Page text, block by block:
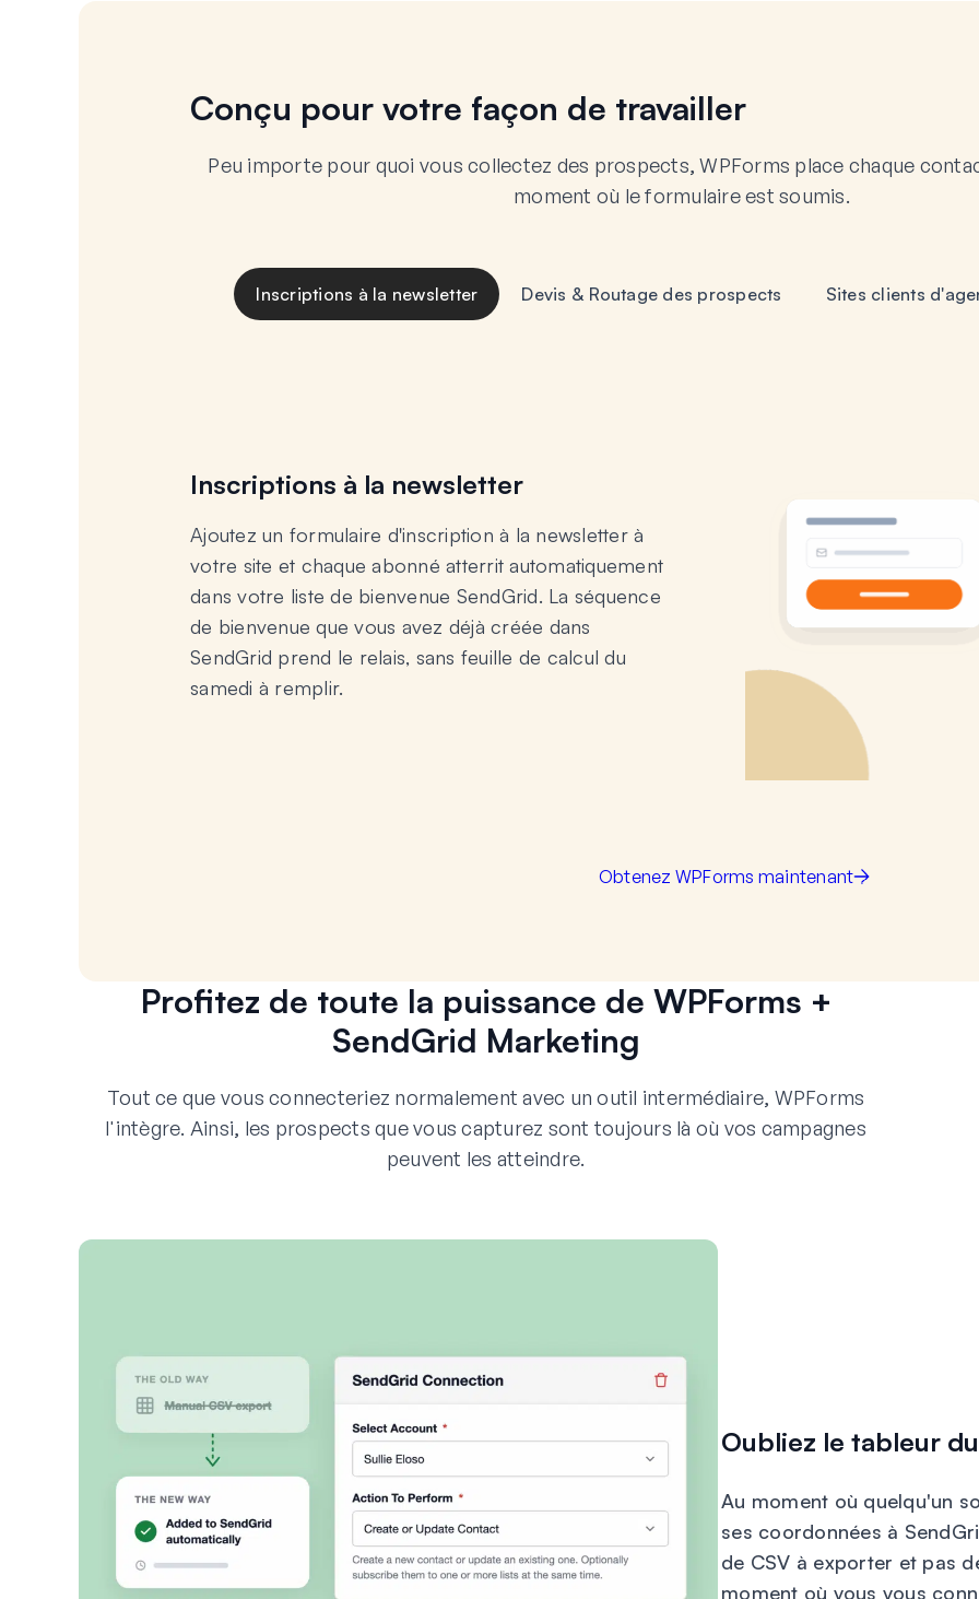
Conçu pour votre façon de travailler
Peu importe pour quoi vous collectez des prospects, WPForms place chaque
moment où le formulaire est soumis.
Inscriptions à la newsletter Devis & Routage des prospects Sites clients
Inscriptions à la newsletter
Ajoutez un formulaire d'inscription à la newsletter à
votre site et chaque abonné atterrit automatiquement
dans votre liste de bienvenue SendGrid. La séquence
de bienvenue que vous avez déjà créée dans
SendGrid prend le relais, sans feuille de calcul du
samedi à remplir.
Obtenez WPForms maintenant
Profitez de toute la puissance de WPForms +
SendGrid Marketing
Tout ce que vous connecteriez normalement avec un outil intermédiaire, WPForms
l'intègre. Ainsi, les prospects que vous capturez sont toujours là où vos campagnes
peuvent les atteindre.
Oubliez le tableur
Au moment où quelqu'un
ses coordonnées à
de CSV à exporter et pas
moment où vous vous